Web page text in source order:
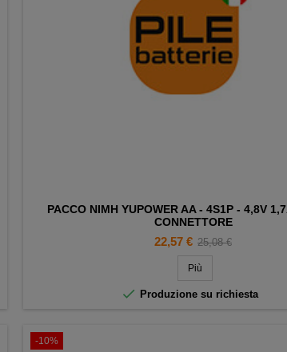
PACCO NIMH YUPOWER AA - 4S1P - 4,8V
CONNETTORE
Prezzo
22,57 € Prezzo
base
25,08 €
Più
 Produzione su richiesta
-10%